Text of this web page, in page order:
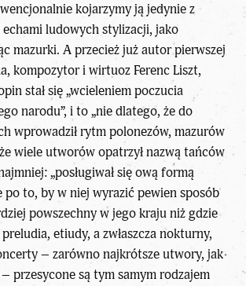
kojarzymy ją jedynie z
ludowych stylizacji, jako
mazurki. A przecież już autor pierwszej
kompozytor i wirtuoz Ferenc Liszt,
stał się „wcieleniem poczucia
narodu”, i to „nie dlatego, że do
wprowadził rytm polonezów, mazurów
wiele utworów opatrzył nazwą tańców
„posługiwał się ową formą
po to, by w niej wyrazić pewien sposób
powszechny w jego kraju niż gdzie
etiudy, a zwłaszcza nokturny,
– zarówno najkrótsze utwory, jak
przesycone są tym samym rodzajem